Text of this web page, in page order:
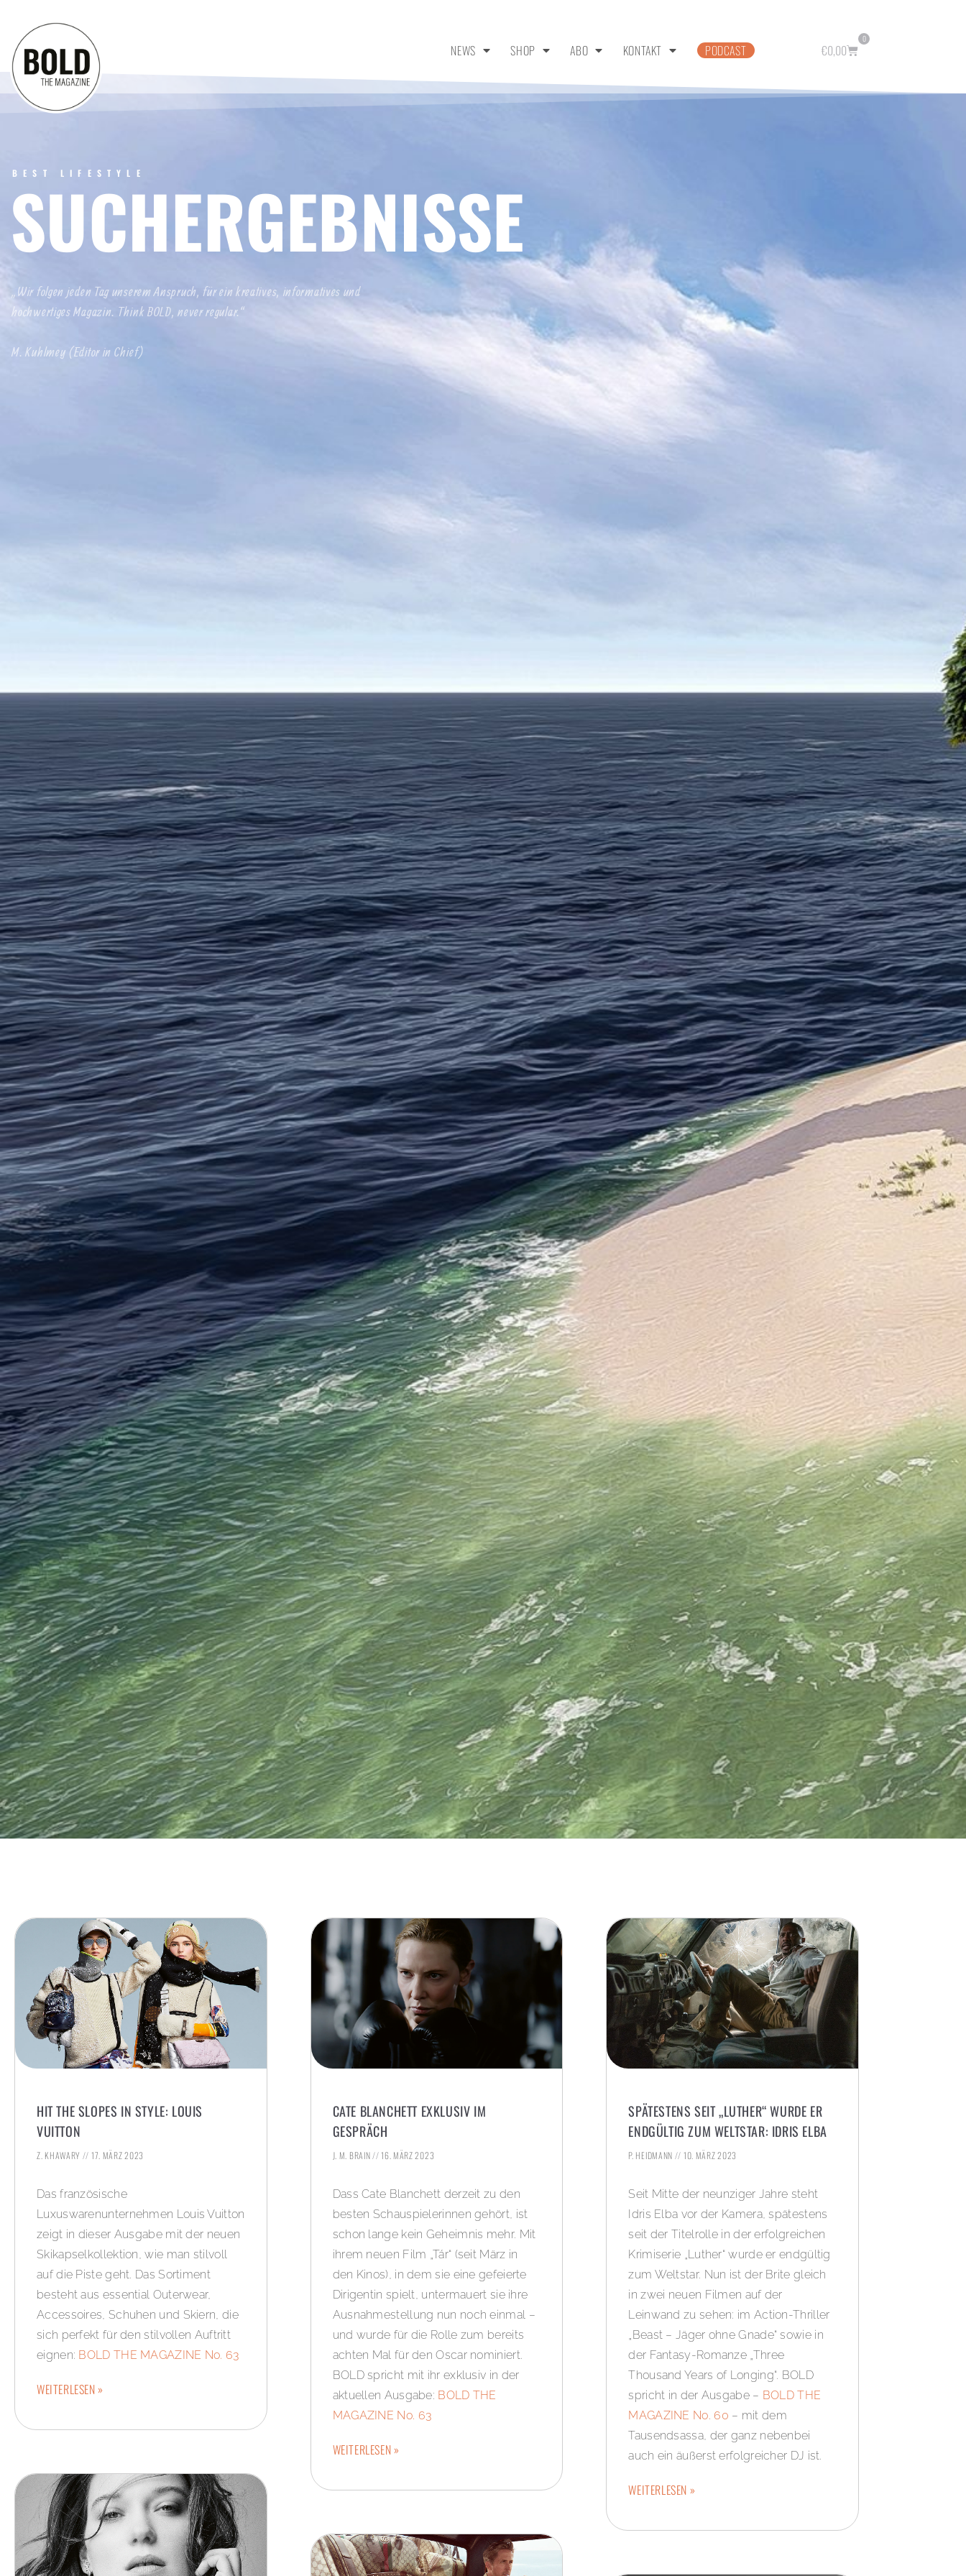
NEWS SHOP ABO KONTAKT PODCAST €0,00
0
BEST LIFESTYLE
SUCHERGEBNISSE
„Wir folgen jeden Tag unserem Anspruch, für ein kreatives, informatives und
hochwertiges Magazin. Think BOLD, never regular.“
M. Kuhlmey (Editor in Chief)
HIT THE SLOPES IN STYLE: LOUIS
VUITTON
Z. KHAWARY 17. MÄRZ 2023
Das französische
Luxuswarenunternehmen Louis Vuitton
zeigt in dieser Ausgabe mit der neuen
Skikapselkollektion, wie man stilvoll
auf die Piste geht. Das Sortiment
besteht aus essential Outerwear,
Accessoires, Schuhen und Skiern, die
sich perfekt für den stilvollen Auftritt
eignen: BOLD THE MAGAZINE No. 63
WEITERLESEN »
CATE BLANCHETT EXKLUSIV IM
GESPRÄCH
J. M. BRAIN 16. MÄRZ 2023
Dass Cate Blanchett derzeit zu den
besten Schauspielerinnen gehört, ist
schon lange kein Geheimnis mehr. Mit
ihrem neuen Film „Tár“ (seit März in
den Kinos), in dem sie eine gefeierte
Dirigentin spielt, untermauert sie ihre
Ausnahmestellung nun noch einmal –
und wurde für die Rolle zum bereits
achten Mal für den Oscar nominiert.
BOLD spricht mit ihr exklusiv in der
aktuellen Ausgabe: BOLD THE
MAGAZINE No. 63
WEITERLESEN »
SPÄTESTENS SEIT „LUTHER“ WURDE ER
ENDGÜLTIG ZUM WELTSTAR: IDRIS ELBA
P. HEIDMANN 10. MÄRZ 2023
Seit Mitte der neunziger Jahre steht
Idris Elba vor der Kamera, spätestens
seit der Titelrolle in der erfolgreichen
Krimiserie „Luther“ wurde er endgültig
zum Weltstar. Nun ist der Brite gleich
in zwei neuen Filmen auf der
Leinwand zu sehen: im Action-Thriller
„Beast – Jäger ohne Gnade“ sowie in
der Fantasy-Romanze „Three
Thousand Years of Longing“. BOLD
spricht in der Ausgabe – BOLD THE
MAGAZINE No. 60 – mit dem
Tausendsassa, der ganz nebenbei
auch ein äußerst erfolgreicher DJ ist.
WEITERLESEN »